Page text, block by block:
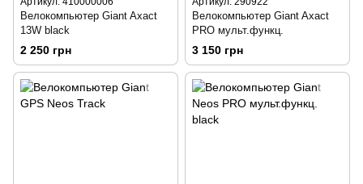
Велокомпьютер Giant Axact
13W black
2 250 грн
Велокомпьютер Giant Axact
PRO мульт.функц.
3 150 грн